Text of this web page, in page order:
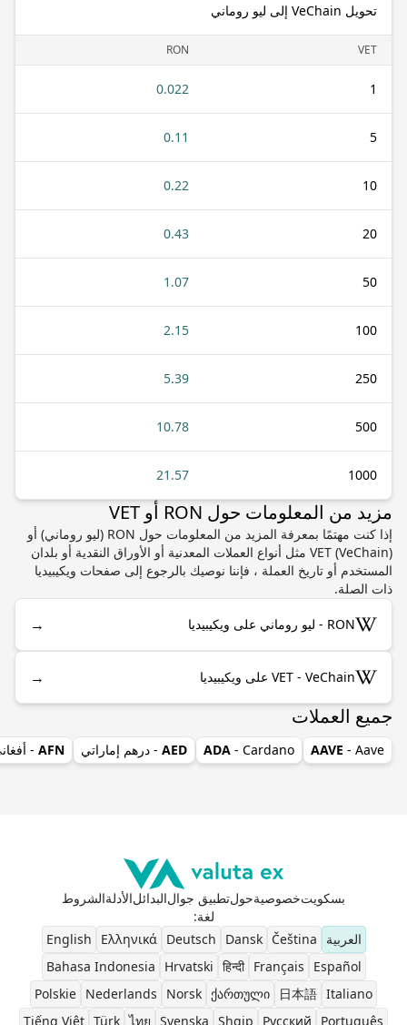
تحويل VeChain إلى ليو روماني
VET
RON
1
0.022
5
0.11
10
0.22
20
0.43
50
1.07
100
2.15
250
5.39
500
10.78
1000
21.57
مزيد من المعلومات حول RON أو VET
إذا كنت مهتمًا بمعرفة المزيد من المعلومات حول RON (ليو روماني) أو
VET (VeChain) مثل أنواع العملات المعدنية أو الأوراق النقدية أو بلدان
المستخدم أو تاريخ العملة ، فإننا نوصيك بالرجوع إلى صفحات ويكيبيديا
ذات الصلة.
RON - ليو روماني على ويكيبيديا →
VET - VeChain على ويكيبيديا →
جميع العملات
AAVE - Aave
ADA - Cardano
AED - درهم إماراتي AFN
-
بسكويتخصوصيةحولتطبيق جوالالبدائلالأدلةالشروط
لغة:
العربية
Čeština
Dansk
Deutsch
Ελληνικά
English
Español
Français
हिन्दी
Hrvatski
Bahasa Indonesia
Italiano
日本語
ქართული
Norsk
Nederlands
Polskie
Português
Pусский
Shqip
Svenska
ไทย
Türk
Tiếng Việt